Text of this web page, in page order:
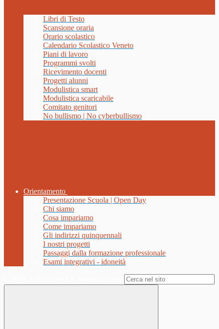
Libri di Testo
Scansione oraria
Orario scolastico
Calendario Scolastico Veneto
Piani di lavoro
Programmi svolti
Ricevimento docenti
Progetti alunni
Modulistica smart
Modulistica scaricabile
Comitato genitori
No bullismo | No cyberbullismo
Orientamento
Presentazione Scuola | Open Day
Chi siamo
Cosa impariamo
Come impariamo
Gli indirizzi quinquennali
I nostri progetti
Passaggi dalla formazione professionale
Esami integrativi - idoneità